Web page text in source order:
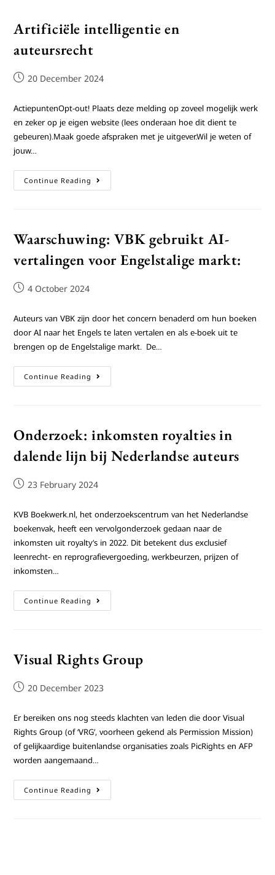
Artificiële intelligentie en
auteursrecht
20 December 2024
ActiepuntenOpt-out! Plaats deze melding op zoveel mogelijk werk
en zeker op je eigen website (lees onderaan hoe dit dient te
gebeuren).Maak goede afspraken met je uitgever.Wil je weten of
jouw…
Continue Reading
Waarschuwing: VBK gebruikt AI-
vertalingen voor Engelstalige markt:
4 October 2024
Auteurs van VBK zijn door het concern benaderd om hun boeken
door AI naar het Engels te laten vertalen en als e-boek uit te
brengen op de Engelstalige markt. De…
Continue Reading
Onderzoek: inkomsten royalties in
dalende lijn bij Nederlandse auteurs
23 February 2024
KVB Boekwerk.nl, het onderzoekscentrum van het Nederlandse
boekenvak, heeft een vervolgonderzoek gedaan naar de
inkomsten uit royalty’s in 2022. Dit betekent dus exclusief
leenrecht- en reprografievergoeding, werkbeurzen, prijzen of
inkomsten…
Continue Reading
Visual Rights Group
20 December 2023
Er bereiken ons nog steeds klachten van leden die door Visual
Rights Group (of ‘VRG’, voorheen gekend als Permission Mission)
of gelijkaardige buitenlandse organisaties zoals PicRights en AFP
worden aangemaand…
Continue Reading